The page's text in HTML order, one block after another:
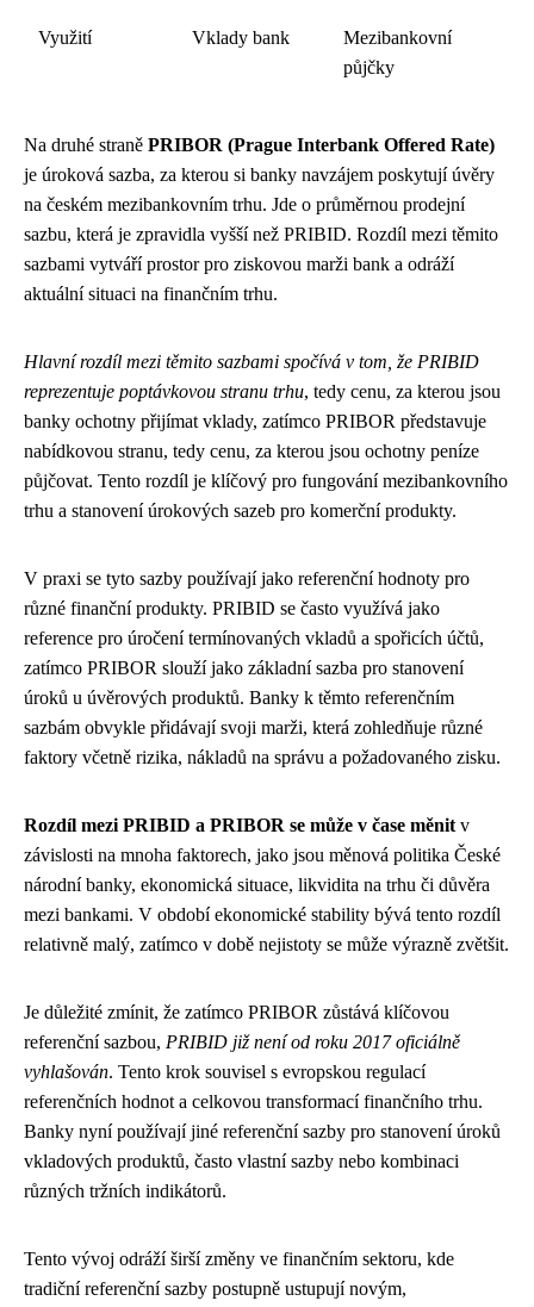
Využití Vklady bank
Mezibankovní
půjčky
Na druhé straně PRIBOR (Prague Interbank Offered Rate)
je úroková sazba, za kterou si banky navzájem poskytují úvěry
na českém mezibankovním trhu. Jde o průměrnou prodejní
sazbu, která je zpravidla vyšší než PRIBID. Rozdíl mezi těmito
sazbami vytváří prostor pro ziskovou marži bank a odráží
aktuální situaci na finančním trhu.
Hlavní rozdíl mezi těmito sazbami spočívá v tom, že PRIBID
reprezentuje poptávkovou stranu trhu, tedy cenu, za kterou jsou
banky ochotny přijímat vklady, zatímco PRIBOR představuje
nabídkovou stranu, tedy cenu, za kterou jsou ochotny peníze
půjčovat. Tento rozdíl je klíčový pro fungování mezibankovního
trhu a stanovení úrokových sazeb pro komerční produkty.
V praxi se tyto sazby používají jako referenční hodnoty pro
různé finanční produkty. PRIBID se často využívá jako
reference pro úročení termínovaných vkladů a spořicích účtů,
zatímco PRIBOR slouží jako základní sazba pro stanovení
úroků u úvěrových produktů. Banky k těmto referenčním
sazbám obvykle přidávají svoji marži, která zohledňuje různé
faktory včetně rizika, nákladů na správu a požadovaného zisku.
Rozdíl mezi PRIBID a PRIBOR se může v čase měnit v
závislosti na mnoha faktorech, jako jsou měnová politika České
národní banky, ekonomická situace, likvidita na trhu či důvěra
mezi bankami. V období ekonomické stability bývá tento rozdíl
relativně malý, zatímco v době nejistoty se může výrazně zvětšit.
Je důležité zmínit, že zatímco PRIBOR zůstává klíčovou
referenční sazbou, PRIBID již není od roku 2017 oficiálně
vyhlašován. Tento krok souvisel s evropskou regulací
referenčních hodnot a celkovou transformací finančního trhu.
Banky nyní používají jiné referenční sazby pro stanovení úroků
vkladových produktů, často vlastní sazby nebo kombinaci
různých tržních indikátorů.
Tento vývoj odráží širší změny ve finančním sektoru, kde
tradiční referenční sazby postupně ustupují novým,